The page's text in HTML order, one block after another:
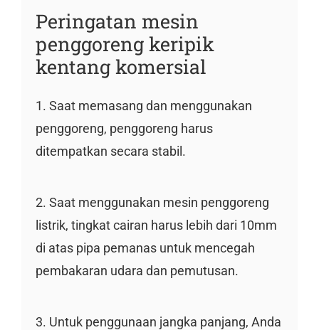
Peringatan mesin
penggoreng keripik
kentang komersial
1. Saat memasang dan menggunakan
penggoreng, penggoreng harus
ditempatkan secara stabil.
2. Saat menggunakan mesin penggoreng
listrik, tingkat cairan harus lebih dari 10mm
di atas pipa pemanas untuk mencegah
pembakaran udara dan pemutusan.
3. Untuk penggunaan jangka panjang, Anda